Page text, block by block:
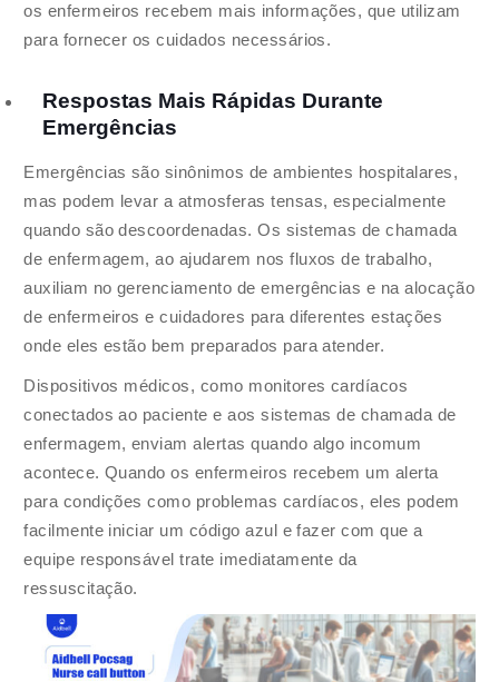
os enfermeiros recebem mais informações, que utilizam
para fornecer os cuidados necessários.
Respostas Mais Rápidas Durante
Emergências
Emergências são sinônimos de ambientes hospitalares,
mas podem levar a atmosferas tensas, especialmente
quando são descoordenadas. Os sistemas de chamada
de enfermagem, ao ajudarem nos fluxos de trabalho,
auxiliam no gerenciamento de emergências e na alocação
de enfermeiros e cuidadores para diferentes estações
onde eles estão bem preparados para atender.
Dispositivos médicos, como monitores cardíacos
conectados ao paciente e aos sistemas de chamada de
enfermagem, enviam alertas quando algo incomum
acontece. Quando os enfermeiros recebem um alerta
para condições como problemas cardíacos, eles podem
facilmente iniciar um código azul e fazer com que a
equipe responsável trate imediatamente da
ressuscitação.